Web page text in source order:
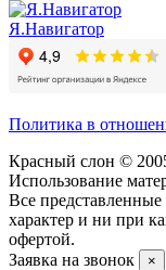
Я.Навигатор
Политика в
Красный слон ©
Использование
Все
характер и ни при
офертой.
Заявка на звонок
×